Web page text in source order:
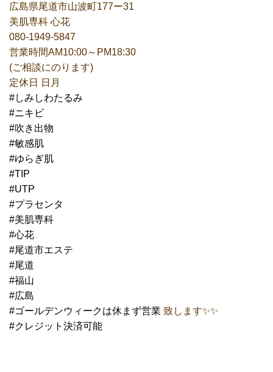
広島県尾道市山波町177ー31
美肌専科 心花
080-1949-5847
営業時間AM10:00～PM18:30
(ご相談にのります)
定休日 日月
#しみしわたるみ
#ニキビ
#吹き出物
#敏感肌
#ゆらぎ肌
#TIP
#UTP
#プラセンタ
#美肌専科
#心花
#尾道市エステ
#尾道
#福山
#広島
#ゴールデンウィークは休まず営業 致します✨✨
#クレジット決済可能